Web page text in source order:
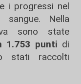
i progressi nel
Nella
sono state
1.753 punti di
stati raccolti